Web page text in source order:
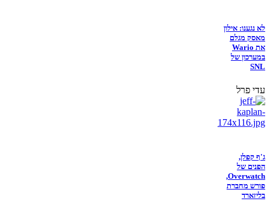
לא נגענו: אילון
מאסק מגלם
את Wario
במערכון של
SNL
עדי פרל
ג'ף קפלן,
הפנים של
Overwatch,
פורש מחברת
בליזארד